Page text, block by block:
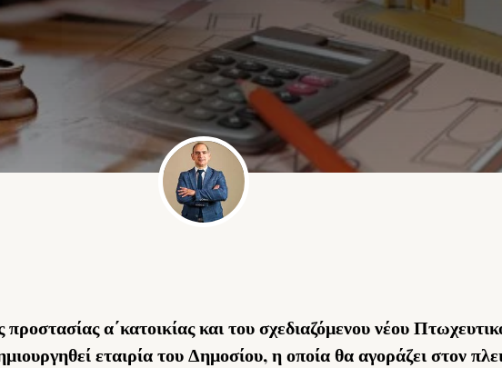
προστασίας α΄κατοικίας και του σχεδιαζόμενου νέου
εταιρία του Δημοσίου, η οποία θα αγοράζει στον